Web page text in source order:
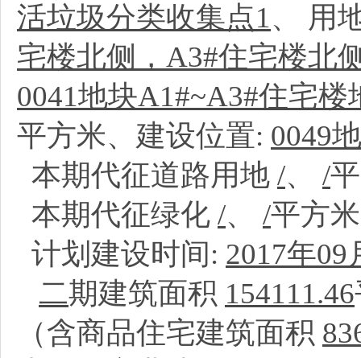
活垃圾分类收集点1、 用
宅楼北侧，A3#住宅楼北
0041地块A1#~A3#住宅
平方米、建设位置: 0049
本期代征道路用地 /、 /
本期代征绿化 /、 /平方
计划建设时间: 2017年09
二期建筑面积 154111.46
（含商品住宅建筑面积